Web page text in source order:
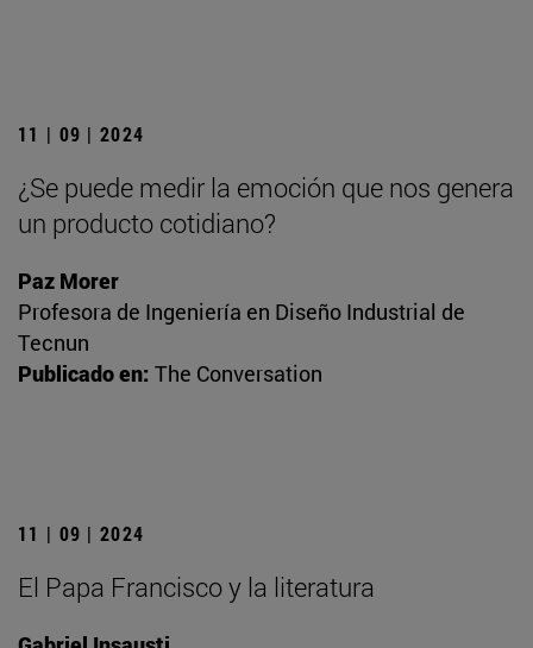
11 | 09 | 2024
¿Se puede medir la emoción que nos genera
un producto cotidiano?
Paz Morer
Profesora de Ingeniería en Diseño Industrial de
Tecnun
Publicado en: The Conversation
11 | 09 | 2024
El Papa Francisco y la literatura